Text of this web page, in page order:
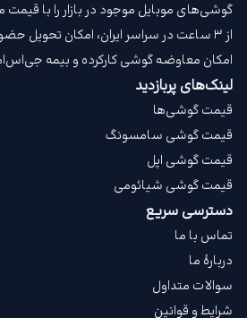
گوشی‌های موبایل موجود در بازار را با قیمت‌
از ۳ ساعت در سراسر ایران، امکان تحویل
امکان معاوضه گوشی کارکرده و بیمه
لینک‌های پربازدید
قیمت گوشی‌ها
قیمت گوشی سامسونگ
قیمت گوشی اپل
قیمت گوشی شیائومی
دسترسی سریع
تماس با ما
دربارهٔ ما
سوالات متداول
شرایط و قوانین